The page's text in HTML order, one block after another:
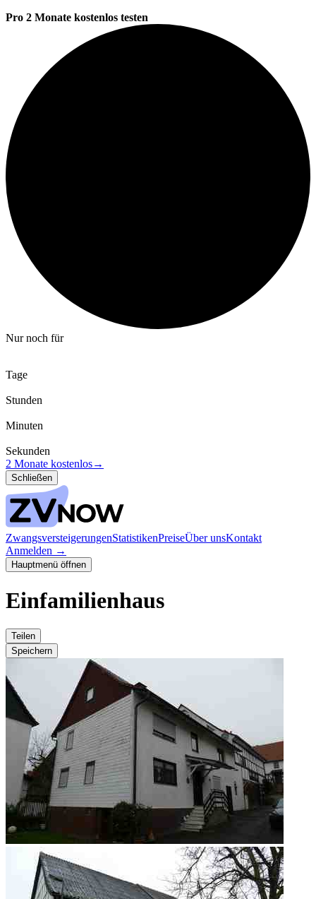
Pro 2 Monate kostenlos testen
Nur noch für
Tage
Stunden
Minuten
Sekunden
2 Monate kostenlos→
Schließen
ZwangsversteigerungenStatistikenPreiseÜber unsKontakt
Anmelden →
Hauptmenü öffnen
Einfamilienhaus
Teilen
Speichern